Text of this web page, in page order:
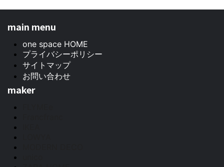
main menu
one space HOME
プライバシーポリシー
サイトマップ
お問い合わせ
maker